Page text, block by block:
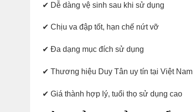
✔ Dễ dàng vệ sinh sau khi sử dụng
✔ Chịu va đập tốt, hạn chế nứt vỡ
✔ Đa dạng mục đích sử dụng
✔ Thương hiệu Duy Tân uy tín tại Việt Nam
✔ Giá thành hợp lý, tuổi thọ sử dụng cao